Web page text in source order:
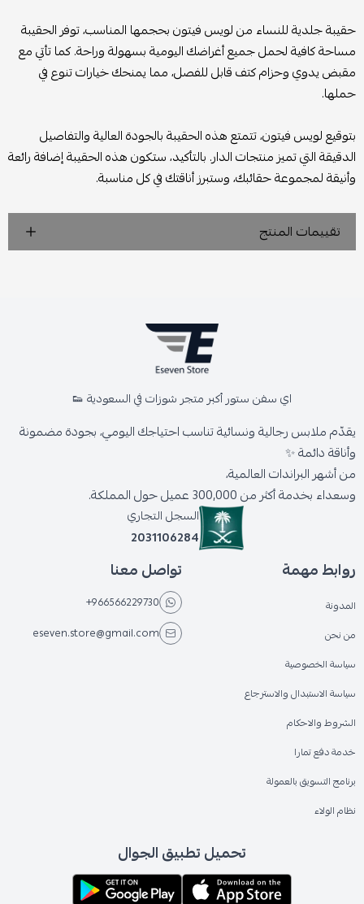
حقيبة جلدية للنساء من لويس فيتون بحجمها المناسب، توفر الحقيبة
مساحة كافية لحمل جميع أغراضك اليومية بسهولة وراحة. كما تأتي مع
مقبض يدوي وحزام كتف قابل للفصل، مما يمنحك خيارات تنوع في
حملها.
بتوقيع لويس فيتون، تتمتع هذه الحقيبة بالجودة العالية والتفاصيل
الدقيقة التي تميز منتجات الدار. بالتأكيد، ستكون هذه الحقيبة إضافة رائعة
وأنيقة لمجموعة حقائبك، وستبرز أناقتك في كل مناسبة.
تقييمات المنتج
اي سفن ستور أكبر متجر شوزات في السعودية 👟
يقدّم ملابس رجالية ونسائية تناسب احتياجك اليومي، بجودة مضمونة
وأناقة دائمة ✨
من أشهر البراندات العالمية،
وسعداء بخدمة أكثر من 300,000 عميل حول المملكة.
السجل التجاري
2031106284
روابط مهمة
المدونة
من نحن
سياسة الخصوصية
سياسة الاستبدال والاسترجاع
الشروط والاحكام
خدمة دفع تمارا
برنامج التسويق بالعمولة
نظام الولاء
تواصل معنا
+966566229730
eseven.store@gmail.com
تحميل تطبيق الجوال